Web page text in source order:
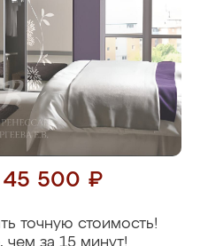
45 500 ₽
точную стоимость!
за 15 минут!